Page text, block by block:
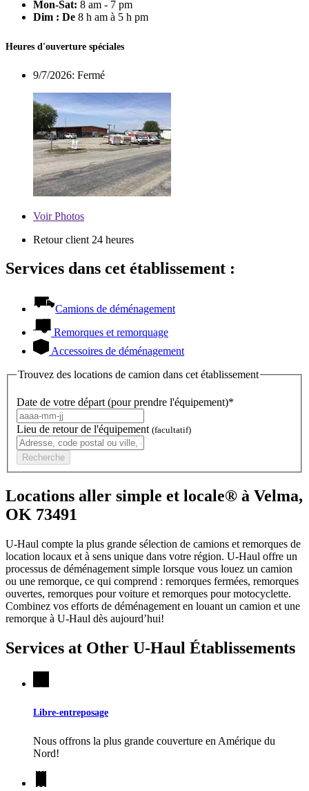
Mon-Sat: 8 am - 7 pm
Dim : De 8 h am à 5 h pm
Heures d'ouverture spéciales
9/7/2026: Fermé
VoirPhotos
Retour client 24 heures
Services dans cet établissement :
Camions de déménagement
Remorques et remorquage
Accessoires de déménagement
Trouvez des locations de camion dans cet établissement
Date de votre départ (pour prendre l'équipement)*
Lieu de retour de l'équipement (facultatif)
Recherche
Locations aller simple et locale® à Velma,
OK 73491
U-Haul compte la plus grande sélection de camions et remorques de
location locaux et à sens unique dans votre région. U-Haul offre un
processus de déménagement simple lorsque vous louez un camion
ou une remorque, ce qui comprend : remorques fermées, remorques
ouvertes, remorques pour voiture et remorques pour motocyclette.
Combinez vos efforts de déménagement en louant un camion et une
remorque à U-Haul dès aujourd’hui!
Services at Other U-Haul Établissements
Libre-entreposage
Nous offrons la plus grande couverture en Amérique du
Nord!